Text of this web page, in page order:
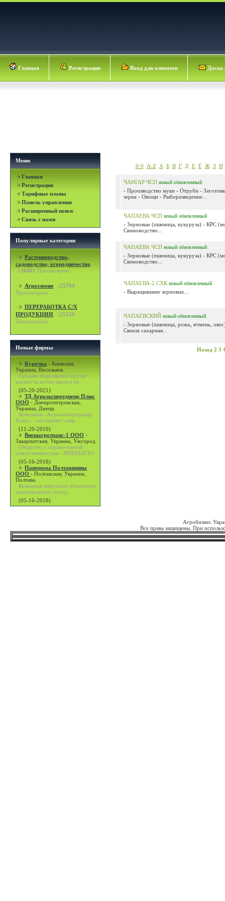
Главная Регистрация Вход для клиентов Доска
Меню
Главная
Регистрация
Тарифные планы
Панель управления
Расширенный поиск
Связь с нами
Популярные категории
Растениеводство,
садоводство, огородничество
(26061 Просмотров)
Агрохимия (25794
Просмотров)
ПЕРЕРАБОТКА С/Х
ПРОДУКЦИИ
(25250
Просмотров)
Новые фирмы
Курочка - Киевская,
Украина, Васильков.
Продаж підрощених курчат
мясної та яєчно-мясної по
(05-20-2021)
ТД Агроэкспертднепр Плюс
ООО - Днепропетровская,
Украина, Днепр.
Компания «Агроэкспертднепр
Плюс» - поставляет совр
(11-20-2019)
Внешагротранс-1 ООО -
Закарпатская, Украина, Ужгород.
Общество с ограниченной
ответственностью «ВНЕШАГРО
(05-16-2018)
Панорама Полтавщины
ООО - Полтавская, Украина,
Полтава.
Компания выпускает областную
еженедельную газету,
(05-16-2018)
0-9 A-Z А Б В Г Д Е Ё Ж З И
ЧАНГАР ЧСП новый обновленный
- Производство муки - Отруби -
зерна - Овощи - Рыборазведение...
ЧАПАЕВА ЧСП новый обновленный
- Зерновые (пшеница, кукуруза) - КРС
Свиноводство...
ЧАПАЕВА ЧСП новый обновленный
- Зерновые (пшеница, кукуруза) - КРС
Свиноводство...
ЧАПАЕВА-2 СХК новый обновленный
- Выращивание зерновых...
ЧАПАЕВСКИЙ новый обновленный
- Зерновые (пшеница, рожь, ячмень,
Свекла сахарная...
Назад 2 3
Агробизнес
Все права защищены. При